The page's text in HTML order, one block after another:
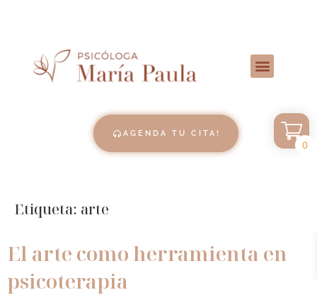
AGENDA TU CITA!
Etiqueta: arte
El arte como herramienta en
psicoterapia
0